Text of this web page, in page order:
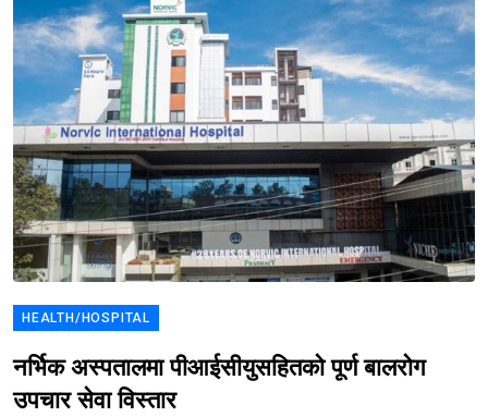
HEALTH/HOSPITAL
नर्भिक अस्पतालमा पीआईसीयुसहितको पूर्ण बालरोग
उपचार सेवा विस्तार